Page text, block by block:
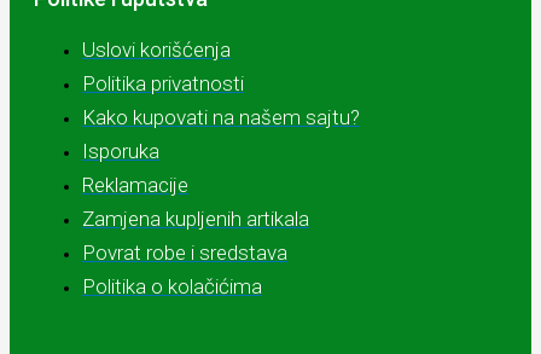
Uslovi korišćenja
Politika privatnosti
Kako kupovati na našem sajtu?
Isporuka
Reklamacije
Zamjena kupljenih artikala
Povrat robe i sredstava
Politika o kolačićima